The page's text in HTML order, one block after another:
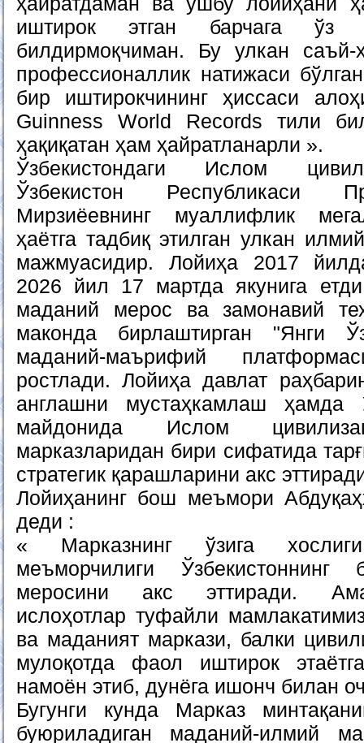
иштирок этган барчага ўз
билдирмоқчиман. Бу улкан саъй-
профессионаллик натижаси
бир иштирокчининг ҳиссаси
Guinness World Records тили
ҳақиқатан ҳам ҳайратланарли ».
Ўзбекистондаги Ислом
Ўзбекистон Республикаси
Мирзиёевнинг муаллифлик
ҳаётга тадбиқ этилган улкан
мажмуасидир. Лойиҳа 2017
2026 йил 17 мартда якунига
маданий мерос ва замонавий
маконда бирлаштирган "Янги
маданий-маърифий
ростлади. Лойиҳа давлат
англашни мустаҳкамлаш ҳамда
майдонида Ислом
марказларидан бири сифатида
стратегик қарашларини акс
Лойиҳанинг бош меъмори
деди :
« Марказнинг ўзига
меъморчилиги
меросини акс эттиради.
ислоҳотлар туфайли
ва маданият маркази, балки
мулоқотда фаол иштирок
намоён этиб, дунёга ишонч билан
Бугунги кунда Марказ
буюриладиган маданий-илмий